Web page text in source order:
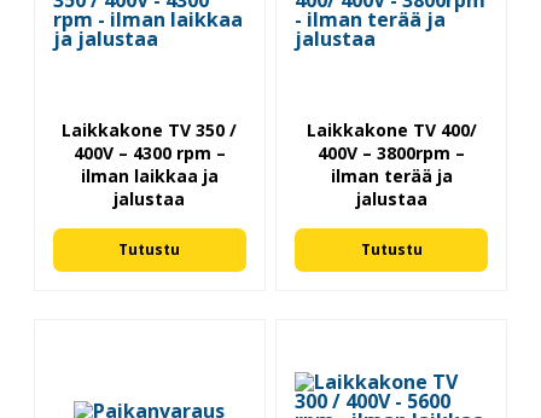
Laikkakone TV 350 /
400V – 4300 rpm –
ilman laikkaa ja
jalustaa
Tutustu
Laikkakone TV 400/
400V – 3800rpm –
ilman terää ja
jalustaa
Tutustu